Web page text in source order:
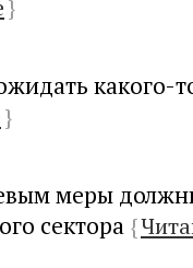
}
какого-
}
меры
сектора {